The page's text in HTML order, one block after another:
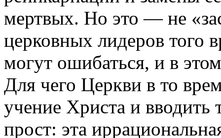
мертвых. Но это — не
церковных лидеров того
могут ошибаться, и в
Для чего Церкви в то
учение Христа и вводить
прост: эта